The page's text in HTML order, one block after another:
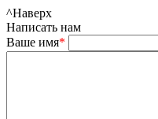
^Наверх
Написать нам
Ваше имя*